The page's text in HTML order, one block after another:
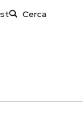
Moda